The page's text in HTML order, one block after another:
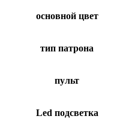
основной цвет
тип патрона
пульт
Led подсветка